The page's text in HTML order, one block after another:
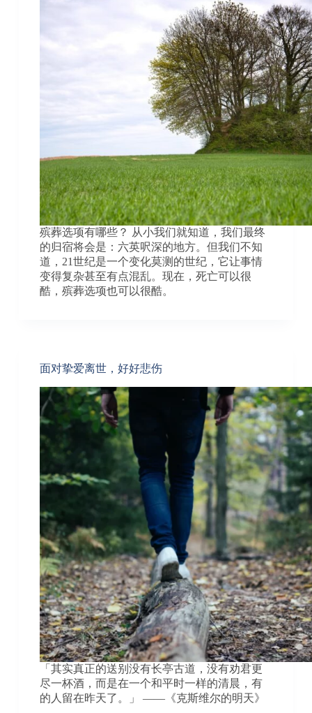
殡葬选项有哪些？ 从小我们就知道，我们最终
的归宿将会是：六英呎深的地方。但我们不知
道，21世纪是一个变化莫测的世纪，它让事情
变得复杂甚至有点混乱。现在，死亡可以很
酷，殡葬选项也可以很酷。
面对挚爱离世，好好悲伤
「其实真正的送别没有长亭古道，没有劝君更
尽一杯酒，而是在一个和平时一样的清晨，有
的人留在昨天了。」 ——《克斯维尔的明天》